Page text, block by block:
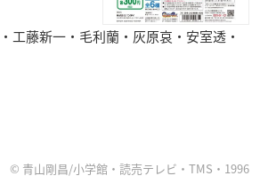
工藤新一・毛利蘭・灰原哀・安室透・
©︎ 青山剛昌/小学館・読売テレビ・TMS・1996